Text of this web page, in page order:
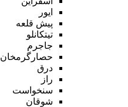
ایور
پیش قلعه
تیتکانلو
جاجرم
حصارگرمخان
درق
راز
سنخواست
شوقان